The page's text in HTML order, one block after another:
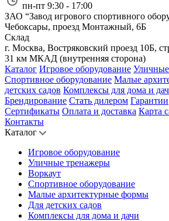
пн-пт 9:30 - 17:00
ЗАО “Завод игрового спортивного
Чебоксары, проезд Монтажный, 6Б
Склад
г. Москва, Востряковский проезд 10Б,
31 км МКАД (внутренняя сторона)
Каталог Игровое оборудование
Спортивное оборудование Малые
детских садов Комплексы для дома и
Брендирование Стать дилером Гарантии
Сертификаты Оплата и доставка Карта
Контакты
Каталог
Игровое оборудование
Уличные тренажеры
Воркаут
Спортивное оборудование
Малые архитектурные формы
Для детских садов
Комплексы для дома и дачи